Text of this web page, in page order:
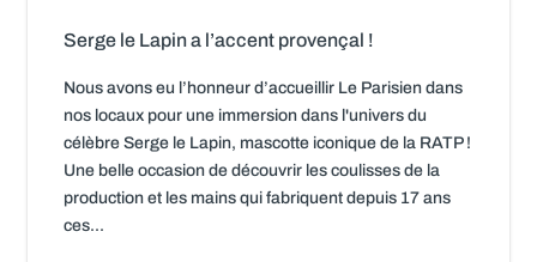
Serge le Lapin a l’accent provençal !
Nous avons eu l’honneur d’accueillir Le Parisien dans
nos locaux pour une immersion dans l'univers du
célèbre Serge le Lapin, mascotte iconique de la RATP !
Une belle occasion de découvrir les coulisses de la
production et les mains qui fabriquent depuis 17 ans
ces...